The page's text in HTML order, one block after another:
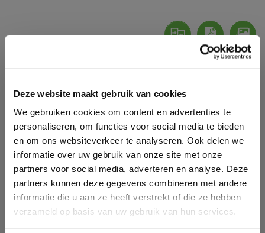
Deze website maakt gebruik van cookies
We gebruiken cookies om content en advertenties te
personaliseren, om functies voor social media te bieden
en om ons websiteverkeer te analyseren. Ook delen we
informatie over uw gebruik van onze site met onze
partners voor social media, adverteren en analyse. Deze
partners kunnen deze gegevens combineren met andere
informatie die u aan ze heeft verstrekt of die ze hebben
verzameld op basis van uw gebruik van hun services.
Materiaal:
100% polyester.
GSM:
270 g/m2
Goederencode:
61013090
PCS/Carton:
11
PCS/Pack:
1
Land van
herkomst:
Sub collectie: Softshell Jackets